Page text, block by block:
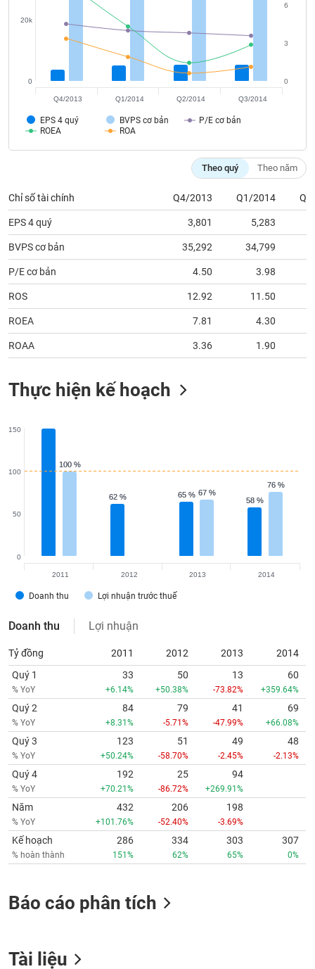
EPS 4 quý BVPS cơ bản
P/E cơ bản
ROEA
ROA
0
20k
0
6
3
Q4/2013 Q1/2014 Q2/2014 Q3/2014
Theo quý Theo năm
Chỉ số tài chính Q4/2013 Q1/2014
EPS 4 quý 3,801 5,283
BVPS cơ bản 35,292 34,799
P/E cơ bản 4.50 3.98
ROS 12.92 11.50
ROEA 7.81 4.30
ROAA 3.36 1.90
Thực hiện kế hoạch
62 %
62 % 65 %
65 %
58 %
58 %
100 %
100 %
67 %
67 %
76 %
76 %
Doanh thu Lợi nhuận trước thuế
0
50
100
150
2011 2012 2013 2014
Doanh thu Lợi nhuận
Tỷ đồng 2011 2012 2013
2014
Quý 1
% YoY
33
+6.14%
50
+50.38%
13
-73.82%
60
+359.64%
Quý 2
% YoY
84
+8.31%
79
-5.71%
41
-47.99%
69
+66.08%
Quý 3
% YoY
123
+50.24%
51
-58.70%
49
-2.45%
48
-2.13%
Quý 4
% YoY
192
+70.21%
25
-86.72%
94
+269.91%
Năm
% YoY
432
+101.76%
206
-52.40%
198
-3.69%
Kế hoạch
% hoàn thành
286
151%
334
62%
303
65%
307
0%
Báo cáo phân tích
Tài liệu
chính
đầu
Truyền
thông
chính
Dữ
liệu
tài